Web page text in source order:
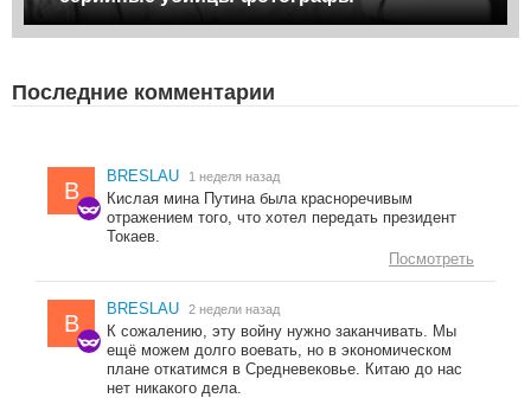
Последние комментарии
B
BRESLAU 1 неделя назад
Кислая мина Путина была красноречивым
отражением того, что хотел передать президент
Токаев.
Посмотреть
B
BRESLAU 2 недели назад
К сожалению, эту войну нужно заканчивать. Мы
ещё можем долго воевать, но в экономическом
плане откатимся в Средневековье. Китаю до нас
нет никакого дела.